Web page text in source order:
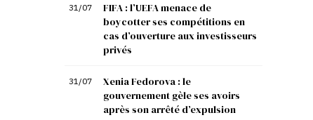
31/07
FIFA : l’UEFA menace de
boycotter ses compétitions en
cas d’ouverture aux investisseurs
privés
31/07
Xenia Fedorova : le
gouvernement gèle ses avoirs
après son arrêté d’expulsion